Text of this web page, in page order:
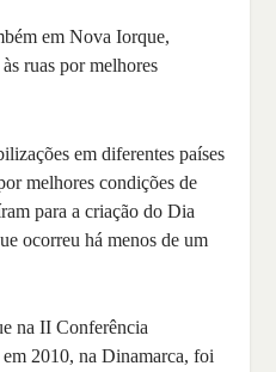
em Nova Iorque,
ruas por melhores
em diferentes países
melhores condições de
para a criação do Dia
ocorreu há menos de um
na II Conferência
2010, na Dinamarca, foi